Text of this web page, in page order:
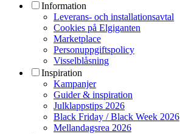
Information
Leverans- och installationsavtal
Cookies på Elgiganten
Marketplace
Personuppgiftspolicy
Visselblåsning
Inspiration
Kampanjer
Guider & inspiration
Julklappstips 2026
Black Friday / Black Week 2026
Mellandagsrea 2026